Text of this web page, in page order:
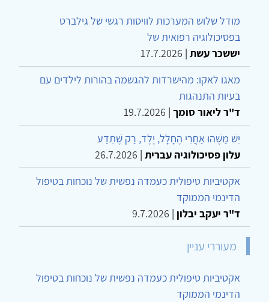
מודל שלוש המערכות לוויסות רגשי של גילברט
בפסיכולוגיה רפואית של
יששכר עשת |
17.7.2026
מאגו לאקו: מהישרדות להגשמה בהורות לילדים עם
בעיות התנהגות
ד"ר ליאור סומך |
19.7.2026
יֵשׁ מַשֶּׁהוּ אַחֲרֵי הֶחָלָל, יֶלֶד, רַק שֶׁתֵּדַע
עלון פסיכולוגיה עברית |
26.7.2026
אקטיביות טיפולית כעמדה נפשית של נוכחות בטיפול
הדינמי הממוקד
ד"ר יעקב יבלון |
9.7.2026
מעוררי עניין
אקטיביות טיפולית כעמדה נפשית של נוכחות בטיפול
הדינמי הממוקד